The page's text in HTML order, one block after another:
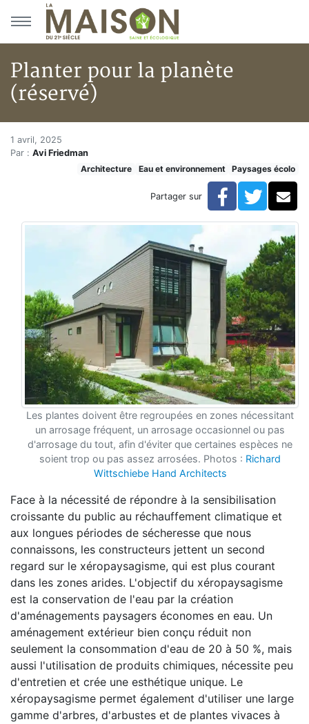
Aller au menu principal
Aller au contenu principal
Planter pour la planète
(réservé)
Accueil
Articles
Eau et environnement
Planter pour la planète
1 avril, 2025
Par : Avi Friedman
Architecture
Eau et environnement Paysages écolo
Partager sur Facebook
Les plantes doivent être regroupées en zones nécessitant
un arrosage fréquent, un arrosage occasionnel ou pas
d'arrosage du tout, afin d'éviter que certaines espèces ne
soient trop ou pas assez arrosées. Photos : Richard
Wittschiebe Hand Architects
Face à la nécessité de répondre à la sensibilisation
croissante du public au réchauffement climatique et
aux longues périodes de sécheresse que nous
connaissons, les constructeurs jettent un second
regard sur le xéropaysagisme, qui est plus courant
dans les zones arides. L'objectif du xéropaysagisme
est la conservation de l'eau par la création
d'aménagements paysagers économes en eau. Un
aménagement extérieur bien conçu réduit non
seulement la consommation d'eau de 20 à 50 %, mais
aussi l'utilisation de produits chimiques, nécessite peu
d'entretien et crée une esthétique unique. Le
xéropaysagisme permet également d'utiliser une large
gamme d'arbres, d'arbustes et de plantes vivaces à